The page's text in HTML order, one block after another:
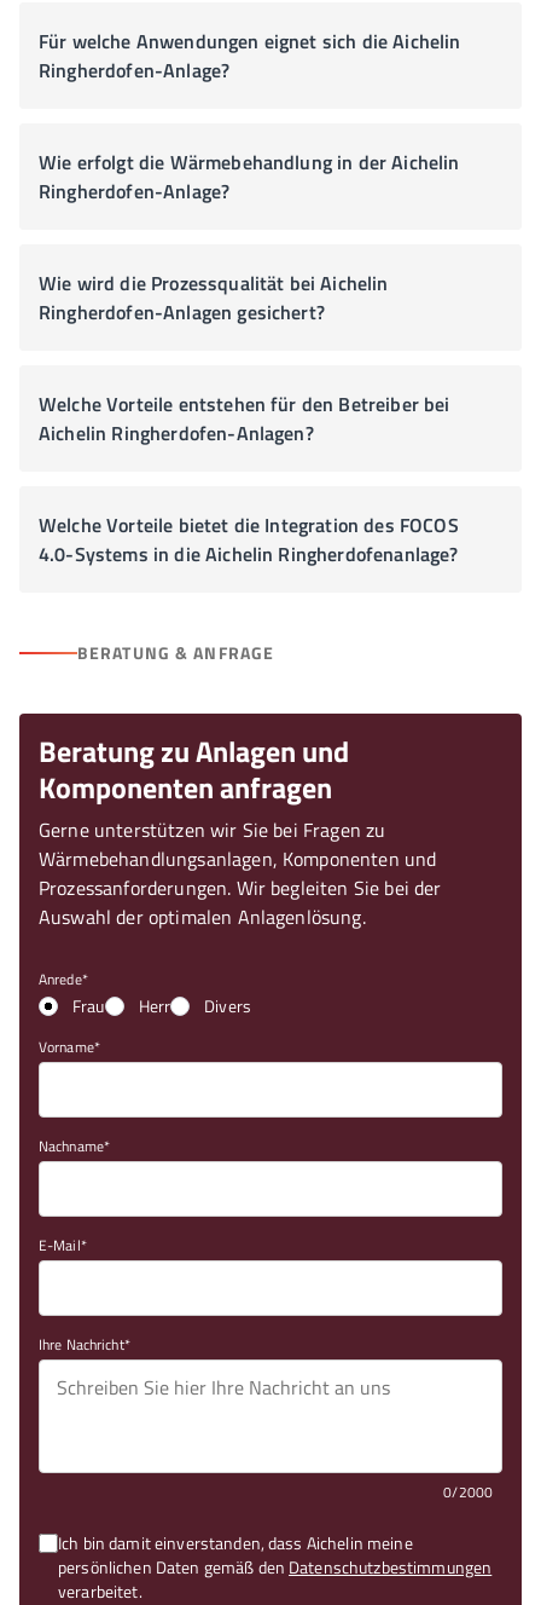
Für welche Anwendungen eignet sich die Aichelin
Ringherdofen-Anlage?
Wie erfolgt die Wärmebehandlung in der Aichelin
Ringherdofen-Anlage?
Wie wird die Prozessqualität bei Aichelin
Ringherdofen-Anlagen gesichert?
Welche Vorteile entstehen für den Betreiber bei
Aichelin Ringherdofen-Anlagen?
Welche Vorteile bietet die Integration des FOCOS
4.0-Systems in die Aichelin Ringherdofenanlage?
BERATUNG & ANFRAGE
Beratung zu Anlagen und
Komponenten anfragen
Gerne unterstützen wir Sie bei Fragen zu
Wärmebehandlungsanlagen, Komponenten und
Prozessanforderungen. Wir begleiten Sie bei der
Auswahl der optimalen Anlagenlösung.
Anrede
Frau Herr Divers
Vorname
Nachname
E-Mail
Ihre Nachricht
0/2000
Ich bin damit einverstanden, dass Aichelin meine
persönlichen Daten gemäß den Datenschutzbestimmungen
verarbeitet.